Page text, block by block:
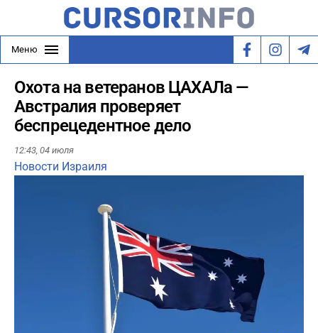
Меню
Охота на ветеранов ЦАХАЛа —
Австралия проверяет
беспрецедентное дело
12:43, 04 июля
Новости Израиля